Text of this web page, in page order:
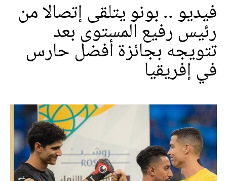
فيديو .. بونو يتلقى إتصالا من
رئيس رفيع المستوى بعد
تتويجه بجائزة أفضل حارس
في إفريقيا